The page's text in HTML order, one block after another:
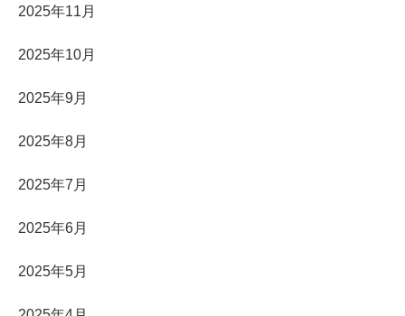
2025年11月
2025年10月
2025年9月
2025年8月
2025年7月
2025年6月
2025年5月